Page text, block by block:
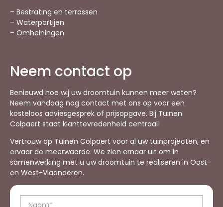
– Bestrating en terrassen
– Waterpartijen
– Omheiningen
Neem contact op
Benieuwd hoe wij uw droomtuin kunnen meer weten?
Neem vandaag nog contact met ons op voor een
kosteloos adviesgesprek of prijsopgave. Bij Tuinen
Colpaert staat klanttevredenheid centraal!
Vertrouw op Tuinen Colpaert voor al uw tuinprojecten, en
ervaar de meerwaarde. We zien ernaar uit om in
samenwerking met u uw droomtuin te realiseren in Oost-
en West-Vlaanderen.